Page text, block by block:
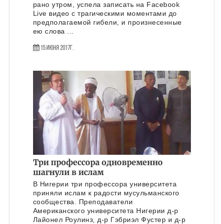
рано утром, успела записать на Facebook
Live видео с трагическими моментами до
предполагаемой гибели, и произнесенные
ею слова ...
15 Июня 2017г.
Три профессора одновременно
шагнули в ислам
В Нигерии три профессора университета
приняли ислам к радости мусульманского
сообщества. Преподаватели
Американского университета Нигерии д-р
Лайонел Роулинз, д-р Гэбриэл Фустер и д-р